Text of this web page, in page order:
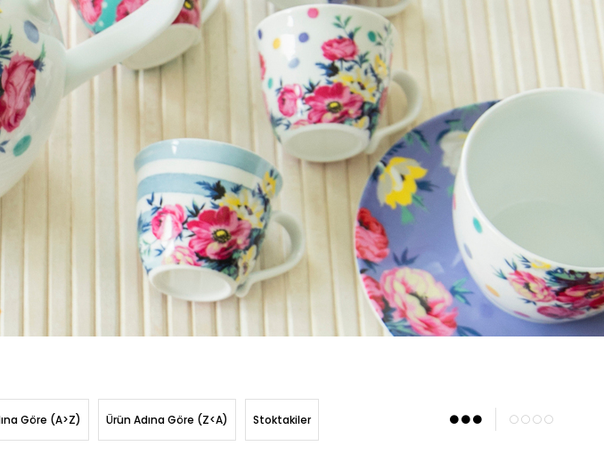
Göre (A>Z) Ürün Adına Göre (Z<A) Stoktakiler